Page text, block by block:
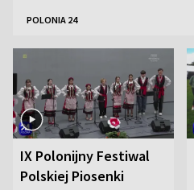
POLONIA 24
IX Polonijny Festiwal
Polskiej Piosenki